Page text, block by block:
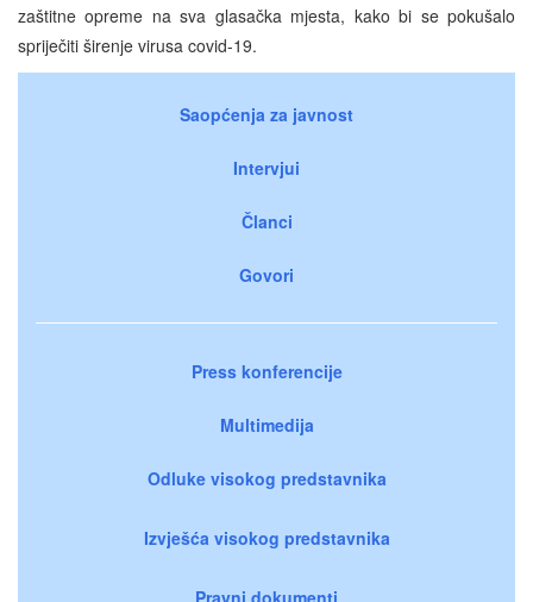
zaštitne opreme na sva glasačka mjesta, kako bi se pokušalo
spriječiti širenje virusa covid-19.
Saopćenja za javnost
Intervjui
Članci
Govori
Press konferencije
Multimedija
Odluke visokog predstavnika
Izvješća visokog predstavnika